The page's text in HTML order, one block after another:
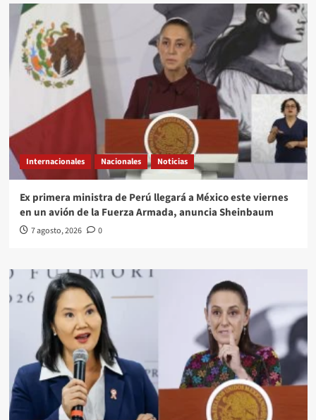
Internacionales Nacionales Noticias
Ex primera ministra de Perú llegará a México este viernes
en un avión de la Fuerza Armada, anuncia Sheinbaum
7 agosto, 2026 0